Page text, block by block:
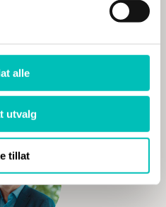
alle
utvalg
tillat
Management,